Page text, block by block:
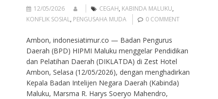
12/05/2026 CEGAH, KABINDA MALUKU,
KONFLIK SOSIAL, PENGUSAHA MUDA 0 COMMENT
Ambon, indonesiatimur.co — Badan Pengurus
Daerah (BPD) HIPMI Maluku menggelar Pendidikan
dan Pelatihan Daerah (DIKLATDA) di Zest Hotel
Ambon, Selasa (12/05/2026), dengan menghadirkan
Kepala Badan Intelijen Negara Daerah (Kabinda)
Maluku, Marsma R. Harys Soeryo Mahendro,